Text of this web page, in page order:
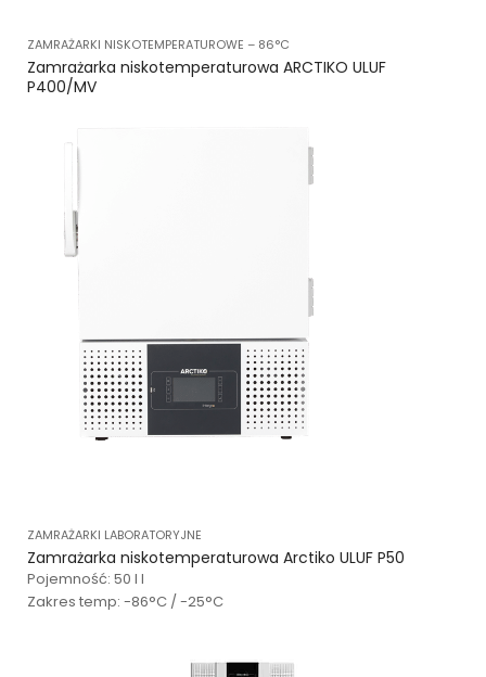
ZAMRAŻARKI NISKOTEMPERATUROWE – 86°C
Zamrażarka niskotemperaturowa ARCTIKO ULUF
P400/MV
ZAMRAŻARKI LABORATORYJNE
Zamrażarka niskotemperaturowa Arctiko ULUF P50
Pojemność: 50 l l
Zakres temp: -86°C / -25°C